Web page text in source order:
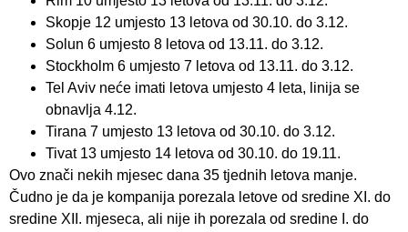
Skopje 12 umjesto 13 letova od 30.10. do 3.12.
Solun 6 umjesto 8 letova od 13.11. do 3.12.
Stockholm 6 umjesto 7 letova od 13.11. do 3.12.
Tel Aviv neće imati letova umjesto 4 leta, linija se
obnavlja 4.12.
Tirana 7 umjesto 13 letova od 30.10. do 3.12.
Tivat 13 umjesto 14 letova od 30.10. do 19.11.
Ovo znači nekih mjesec dana 35 tjednih letova manje.
Čudno je da je kompanija porezala letove od sredine XI. do
sredine XII. mjeseca, ali nije ih porezala od sredine I. do